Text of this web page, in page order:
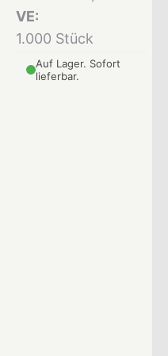
VE:
1.000 Stück
Auf Lager. Sofort
lieferbar.